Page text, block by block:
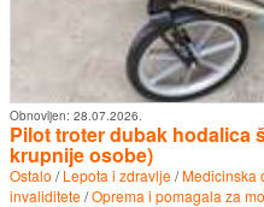
Obnovljen: 28.07.2026.
Pilot troter dubak hodalica
krupnije osobe)
Ostalo /Lepota i zdravlje/Medicinska
invaliditete/Oprema i pomagala za